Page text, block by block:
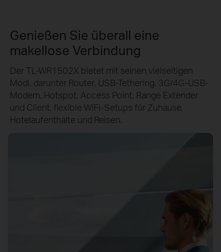
Genießen Sie überall eine
makellose Verbindung
Der TL-WR1502X bietet mit seinen vielseitigen
Modi, darunter Router, USB-Tethering, 3G/4G-USB-
Modem, Hotspot, Access Point, Range Extender
und Client, flexible WiFi-Setups für Zuhause,
Hotelaufenthalte und Reisen.